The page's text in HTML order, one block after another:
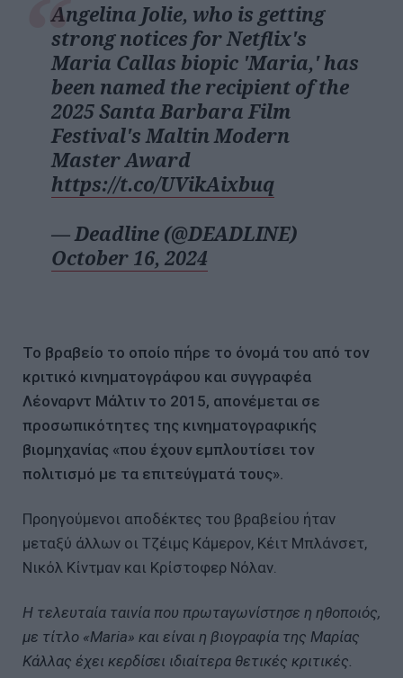
Angelina Jolie, who is getting
strong notices for Netflix's
Maria Callas biopic 'Maria,' has
been named the recipient of the
2025 Santa Barbara Film
Festival's Maltin Modern
Master Award
https://t.co/UVikAixbuq
— Deadline (@DEADLINE)
October 16, 2024
Το βραβείο το οποίο πήρε το όνομά του από τον
κριτικό κινηματογράφου και συγγραφέα
Λέοναρντ Μάλτιν το 2015, απονέμεται σε
προσωπικότητες της κινηματογραφικής
βιομηχανίας «που έχουν εμπλουτίσει τον
πολιτισμό με τα επιτεύγματά τους».
Προηγούμενοι αποδέκτες του βραβείου ήταν
μεταξύ άλλων οι Τζέιμς Κάμερον, Κέιτ Μπλάνσετ,
Νικόλ Κίντμαν και Κρίστοφερ Νόλαν.
Η τελευταία ταινία που πρωταγωνίστησε η ηθοποιός,
με τίτλο «Maria» και είναι η βιογραφία της Μαρίας
Κάλλας έχει κερδίσει ιδιαίτερα θετικές κριτικές.